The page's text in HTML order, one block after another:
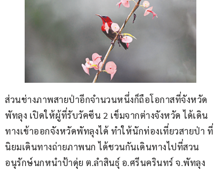
ส่วนช่างภาพสายป่าอีกจำนวนหนึ่งก็ถือโอกาสที่จังหวัด
พัทลุง เปิดให้ผู้ที่รับวัคซีน 2 เข็มจากต่างจังหวัด ได้เดิน
ทางเข้าออกจังหวัดพัทลุงได้ ทำให้นักท่องเที่ยวสายป่า ที่
นิยมเดินทางถ่ายภาพนก ได้ชวนกันเดินทางไปที่สวน
อนุรักษ์นกหนำป้าดุ่ย ต.ลำสินธุ์ อ.ศรีนครินทร์ จ.พัทลุง